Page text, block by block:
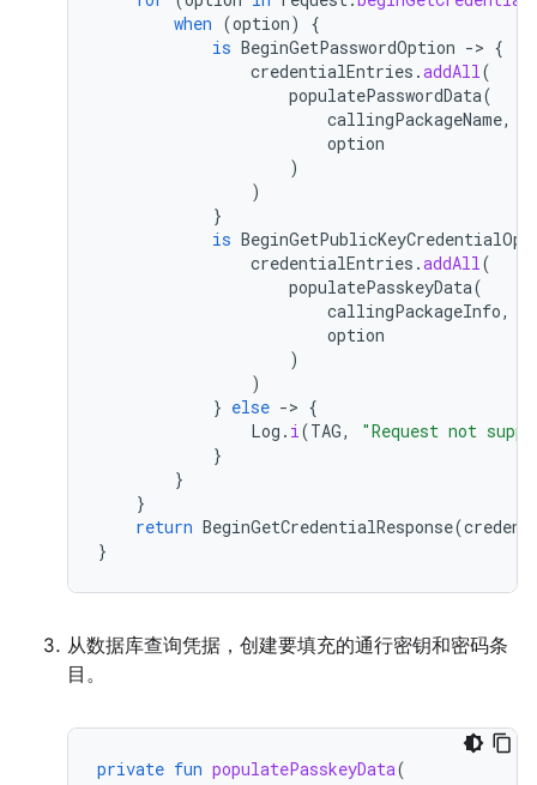
when (option)
{
is BeginGetPasswordOption -> {
credentialEntries .addAll(
populatePasswordData(
callingPackageName,
option
)
)
}
is
credentialEntries .addAll(
populatePasskeyData(
callingPackageInfo,
option
)
)
} else -> {
Log . i(TAG,
"Request not
}
}
}
return BeginGetCredentialResponse(
}
从数据库查询凭据，创建要填充的通行密钥和密码条
目。
private fun populatePasskeyData(